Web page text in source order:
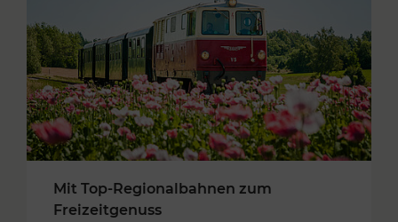
Mit Top-Regionalbahnen zum
Freizeitgenuss